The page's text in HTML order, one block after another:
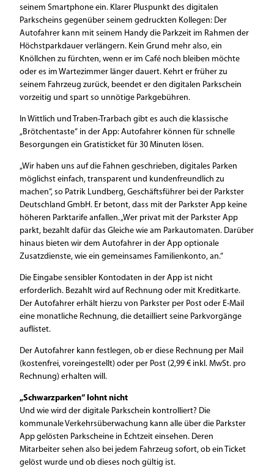
seinem Smartphone ein. Klarer Pluspunkt des digitalen
Parkscheins gegenüber seinem gedruckten Kollegen: Der
Autofahrer kann mit seinem Handy die Parkzeit im Rahmen der
Höchstparkdauer verlängern. Kein Grund mehr also, ein
Knöllchen zu fürchten, wenn er im Café noch bleiben möchte
oder es im Wartezimmer länger dauert. Kehrt er früher zu
seinem Fahrzeug zurück, beendet er den digitalen Parkschein
vorzeitig und spart so unnötige Parkgebühren.
In Wittlich und Traben-Trarbach gibt es auch die klassische
„Brötchentaste“ in der App: Autofahrer können für schnelle
Besorgungen ein Gratisticket für 30 Minuten lösen.
„Wir haben uns auf die Fahnen geschrieben, digitales Parken
möglichst einfach, transparent und kundenfreundlich zu
machen“, so Patrik Lundberg, Geschäftsführer bei der Parkster
Deutschland GmbH. Er betont, dass mit der Parkster App keine
höheren Parktarife anfallen. „Wer privat mit der Parkster App
parkt, bezahlt dafür das Gleiche wie am Parkautomaten. Darüber
hinaus bieten wir dem Autofahrer in der App optionale
Zusatzdienste, wie ein gemeinsames Familienkonto, an.“
Die Eingabe sensibler Kontodaten in der App ist nicht
erforderlich. Bezahlt wird auf Rechnung oder mit Kreditkarte.
Der Autofahrer erhält hierzu von Parkster per Post oder E-Mail
eine monatliche Rechnung, die detailliert seine Parkvorgänge
auflistet.
Der Autofahrer kann festlegen, ob er diese Rechnung per Mail
(kostenfrei, voreingestellt) oder per Post (2,99 € inkl. MwSt. pro
Rechnung) erhalten will.
„Schwarzparken“ lohnt nicht
Und wie wird der digitale Parkschein kontrolliert? Die
kommunale Verkehrsüberwachung kann alle über die Parkster
App gelösten Parkscheine in Echtzeit einsehen. Deren
Mitarbeiter sehen also bei jedem Fahrzeug sofort, ob ein Ticket
gelöst wurde und ob dieses noch gültig ist.